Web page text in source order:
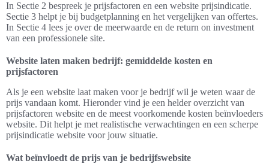
In Sectie 2 bespreek je prijsfactoren en een website prijsindicatie.
Sectie 3 helpt je bij budgetplanning en het vergelijken van offertes.
In Sectie 4 lees je over de meerwaarde en de return on investment
van een professionele site.
Website laten maken bedrijf: gemiddelde kosten en
prijsfactoren
Als je een website laat maken voor je bedrijf wil je weten waar de
prijs vandaan komt. Hieronder vind je een helder overzicht van
prijsfactoren website en de meest voorkomende kosten beïnvloeders
website. Dit helpt je met realistische verwachtingen en een scherpe
prijsindicatie website voor jouw situatie.
Wat beïnvloedt de prijs van je bedrijfswebsite